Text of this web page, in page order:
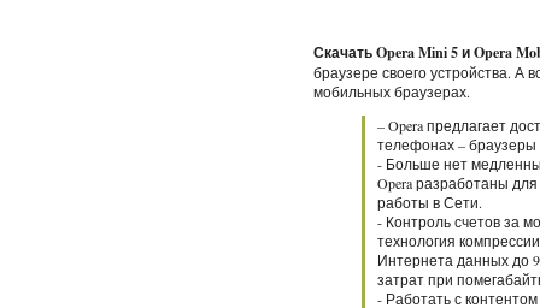
Скачать Opera Mini 5 и Opera
браузере своего устройства. А
мобильных браузерах.
– Opera предлагает
телефонах – браузеры
- Больше нет
Opera разработаны
работы в Сети.
- Контроль счетов за
технология
Интернета данных до
затрат при
- Работать с